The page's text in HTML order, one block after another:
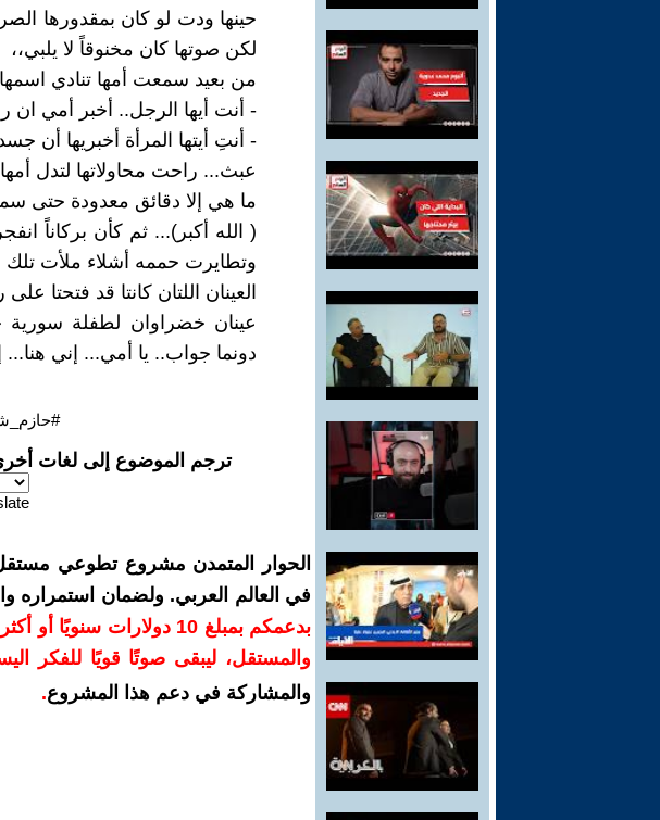
حينها ودت لو كان بمقدورها
لكن صوتها كان مخنوقاً لا يلبي،،
من بعيد سمعت أمها تنادي
- أنت أيها الرجل.. أخبر أمي ان
- أنتِ أيتها المرأة أخبريها أن
عبث... راحت محاولاتها لتدل أمها
ما هي إلا دقائق معدودة حتى
( الله أكبر)... ثم كأن بركاناً
وتطايرت حممه أشلاء ملأت تلك
العينان اللتان كانتا قد فتحتا
عينان خضراوان لطفلة سورية
دونما جواب.. يا أمي... إني هنا...
ترجم الموضوع إلى لغات
الحوار المتمدن مشروع تطوعي مستقل
في العالم العربي. ولضمان استمراره
بدعمكم بمبلغ 10 دولارات
والمستقل، ليبقى صوتًا قويًا للفكر
والمشاركة في دعم هذا المشروع.